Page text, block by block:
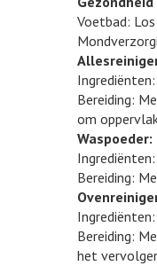
Voetbad:
Bereiding:
om
Waspoeder:
Bereiding:
Bereiding:
het